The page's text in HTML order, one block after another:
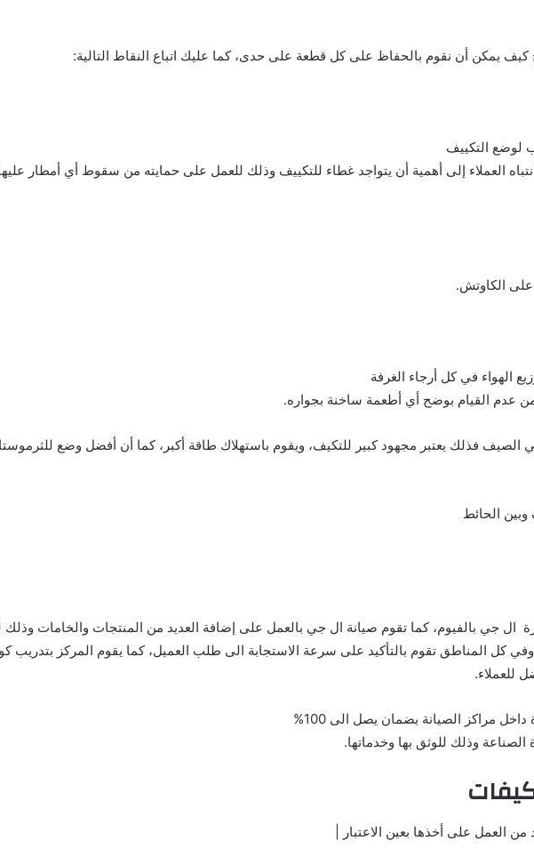
يمكن أن نقوم بالحفاظ على كل قطعة على حدى، كما عليك اتباع النقاط التالية:
لوضع التكييف
العملاء إلى أهمية أن يتواجد غطاء للتكييف وذلك للعمل على حمايته من سقوط أي أمطار
على الكاوتش.
الهواء في كل أرجاء الغرفة
من عدم القيام بوضح أي أطعمة ساخنة بجواره.
الحائط
ال جي بالفيوم، كما تقوم صيانة ال جي بالعمل على إضافة العديد من المنتجات والخامات وذلك
كل المناطق تقوم بالتأكيد على سرعة الاستجابة الى طلب العميل، كما يقوم المركز بتدريب
للعملاء.
مراكز الصيانة بضمان يصل الى 100%
وذلك للوثق بها وخدماتها.
العمل على أخذها بعين الاعتبار |